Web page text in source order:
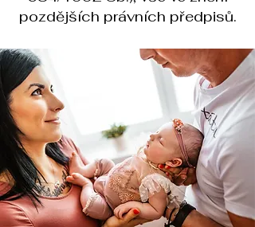
pozdějších právních předpisů.